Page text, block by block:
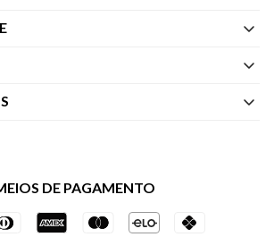
DE PAGAMENTO